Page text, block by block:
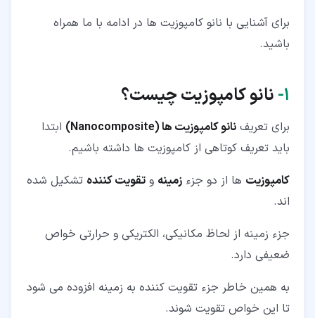
برای آشنایی با نانو کامپوزیت ها در ادامه با ما همراه
باشید.
۱‏- نانو کامپوزیت چیست؟
برای تعریف نانو کامپوزیت ها (Nanocomposite)
ابتدا
باید تعریف کوتاهی از کامپوزیت ها داشته باشیم.
کامپوزیت ها از دو جزء زمینه و تقویت کننده تشکیل شده
اند.
جزء زمینه از لحاظ مکانیکی، الکتریکی و حرارتی خواص
ضعیفی دارد.
به همین خاطر جزء تقویت کننده به زمینه افزوده می شود
تا این خواص تقویت شوند.